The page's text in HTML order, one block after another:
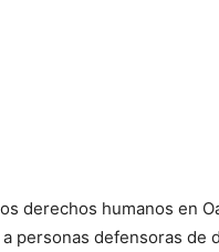
derechos humanos en
personas defensoras de